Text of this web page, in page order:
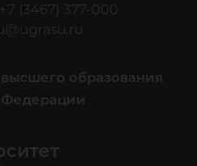
(3467) 377-000
образования